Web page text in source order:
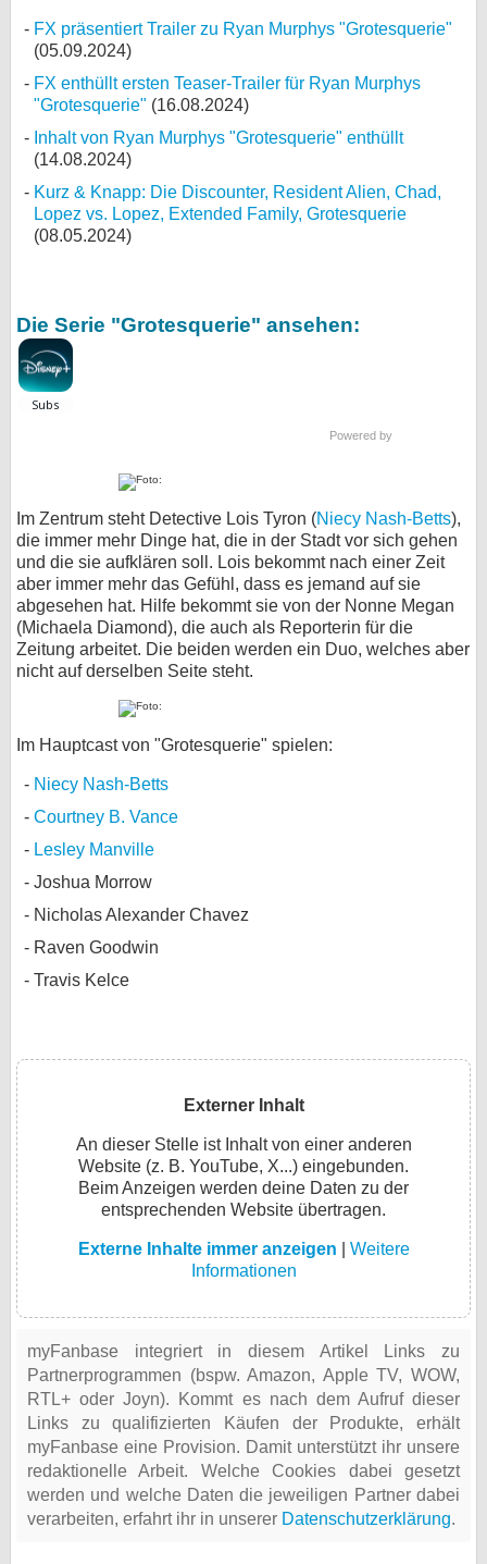
FX präsentiert Trailer zu Ryan Murphys "Grotesquerie"
(05.09.2024)
FX enthüllt ersten Teaser-Trailer für Ryan Murphys
"Grotesquerie" (16.08.2024)
Inhalt von Ryan Murphys "Grotesquerie" enthüllt
(14.08.2024)
Kurz & Knapp: Die Discounter, Resident Alien, Chad,
Lopez vs. Lopez, Extended Family, Grotesquerie
(08.05.2024)
Die Serie "Grotesquerie" ansehen:
Powered by
Im Zentrum steht Detective Lois Tyron (Niecy Nash-Betts),
die immer mehr Dinge hat, die in der Stadt vor sich gehen
und die sie aufklären soll. Lois bekommt nach einer Zeit
aber immer mehr das Gefühl, dass es jemand auf sie
abgesehen hat. Hilfe bekommt sie von der Nonne Megan
(Michaela Diamond), die auch als Reporterin für die
Zeitung arbeitet. Die beiden werden ein Duo, welches aber
nicht auf derselben Seite steht.
Im Hauptcast von "Grotesquerie" spielen:
Niecy Nash-Betts
Courtney B. Vance
Lesley Manville
Joshua Morrow
Nicholas Alexander Chavez
Raven Goodwin
Travis Kelce
Externer Inhalt
An dieser Stelle ist Inhalt von einer anderen
Website (z. B. YouTube, X...) eingebunden.
Beim Anzeigen werden deine Daten zu der
entsprechenden Website übertragen.
Externe Inhalte immer anzeigen
Weitere
Informationen
myFanbase integriert in diesem Artikel Links zu
Partnerprogrammen (bspw. Amazon, Apple TV, WOW,
RTL+ oder Joyn). Kommt es nach dem Aufruf dieser
Links zu qualifizierten Käufen der Produkte, erhält
myFanbase eine Provision. Damit unterstützt ihr unsere
redaktionelle Arbeit. Welche Cookies dabei gesetzt
werden und welche Daten die jeweiligen Partner dabei
verarbeiten, erfahrt ihr in unserer Datenschutzerklärung.